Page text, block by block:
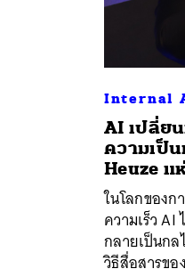
Internal
AI เปลี่ย
ความเป็
Heuze แ
ในโลกของ
ความเร็ว
กลายเป็นก
วิธีสื่อสารข